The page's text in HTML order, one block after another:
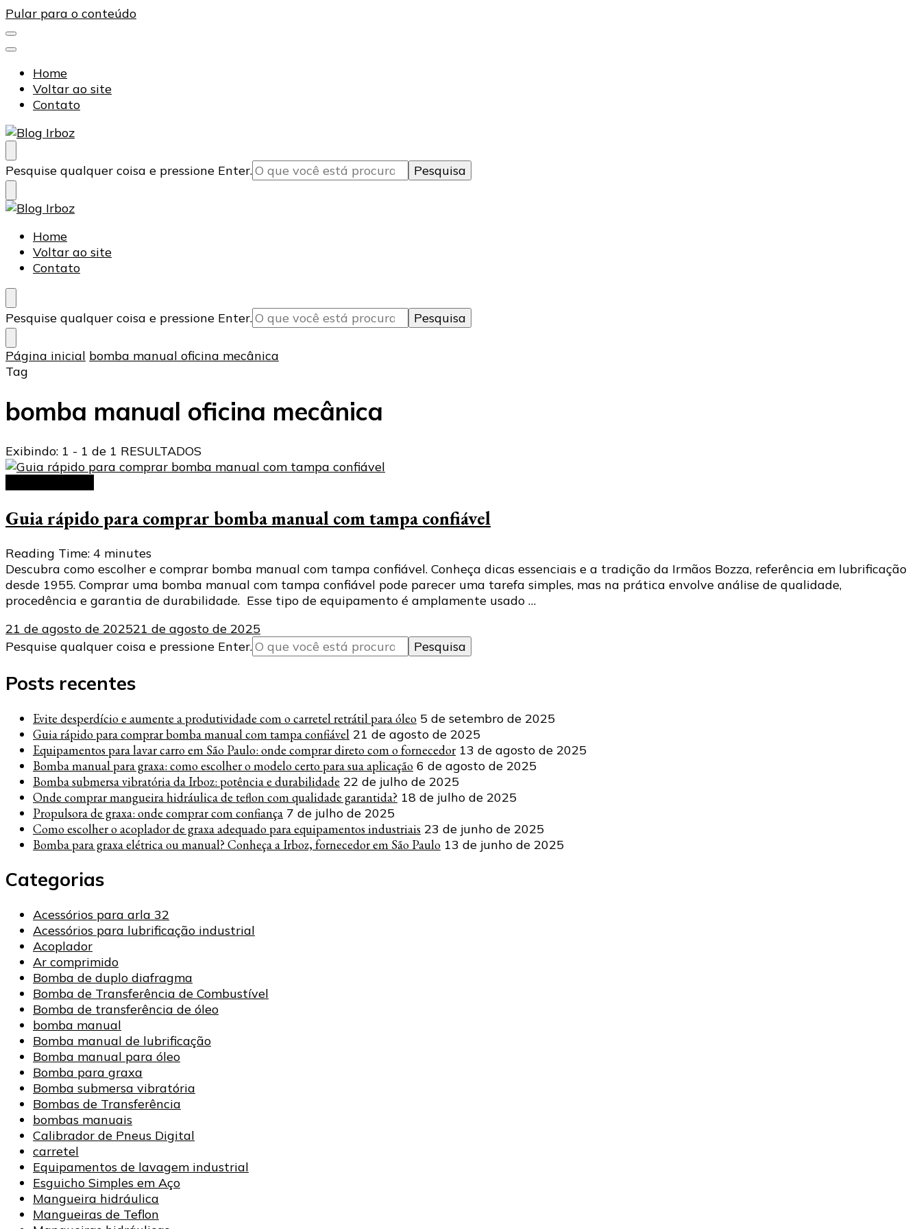
Pular para o conteúdo
Home
Voltar ao site
Contato
Blog Irboz
Blog de Lubrificação Industrial
Procurando
algo?
Pesquise qualquer coisa e pressione Enter.
Blog Irboz
Blog de Lubrificação Industrial
Home
Voltar ao site
Contato
Procurando
algo?
Pesquise qualquer coisa e pressione Enter.
Página inicial bomba manual oficina mecânica
Tag
bomba manual oficina mecânica
Exibindo: 1 - 1 de 1 RESULTADOS
Guia rápido para comprar bomba manual com tampa confiável
Reading Time: 4 minutes
Descubra como escolher e comprar bomba manual com tampa confiável. Conheça dicas essenciais e a tradição da Irmãos Bozza, referência em lubrificação
desde 1955. Comprar uma bomba manual com tampa confiável pode parecer uma tarefa simples, mas na prática envolve análise de qualidade,
procedência e garantia de durabilidade. Esse tipo de equipamento é amplamente usado …
21 de agosto de 202521 de agosto de 2025
Procurando
Pesquise qualquer coisa e pressione Enter.
Posts recentes
Evite desperdício e aumente a produtividade com o carretel retrátil para óleo 5 de setembro de 2025
Guia rápido para comprar bomba manual com tampa confiável 21 de agosto de 2025
Equipamentos para lavar carro em São Paulo: onde comprar direto com o fornecedor 13 de agosto de 2025
Bomba manual para graxa: como escolher o modelo certo para sua aplicação 6 de agosto de 2025
Bomba submersa vibratória da Irboz: potência e durabilidade 22 de julho de 2025
Onde comprar mangueira hidráulica de teflon com qualidade garantida? 18 de julho de 2025
Propulsora de graxa: onde comprar com confiança 7 de julho de 2025
Como escolher o acoplador de graxa adequado para equipamentos industriais 23 de junho de 2025
Bomba para graxa elétrica ou manual? Conheça a Irboz, fornecedor em São Paulo 13 de junho de 2025
Categorias
Acessórios para arla 32
Acessórios para lubrificação industrial
Acoplador
Ar comprimido
Bomba de duplo diafragma
Bomba de Transferência de Combustível
Bomba de transferência de óleo
bomba manual
Bomba manual de lubrificação
Bomba manual para óleo
Bomba para graxa
Bomba submersa vibratória
Bombas de Transferência
bombas manuais
Calibrador de Pneus Digital
carretel
Equipamentos de lavagem industrial
Esguicho Simples em Aço
Mangueira hidráulica
Mangueiras de Teflon